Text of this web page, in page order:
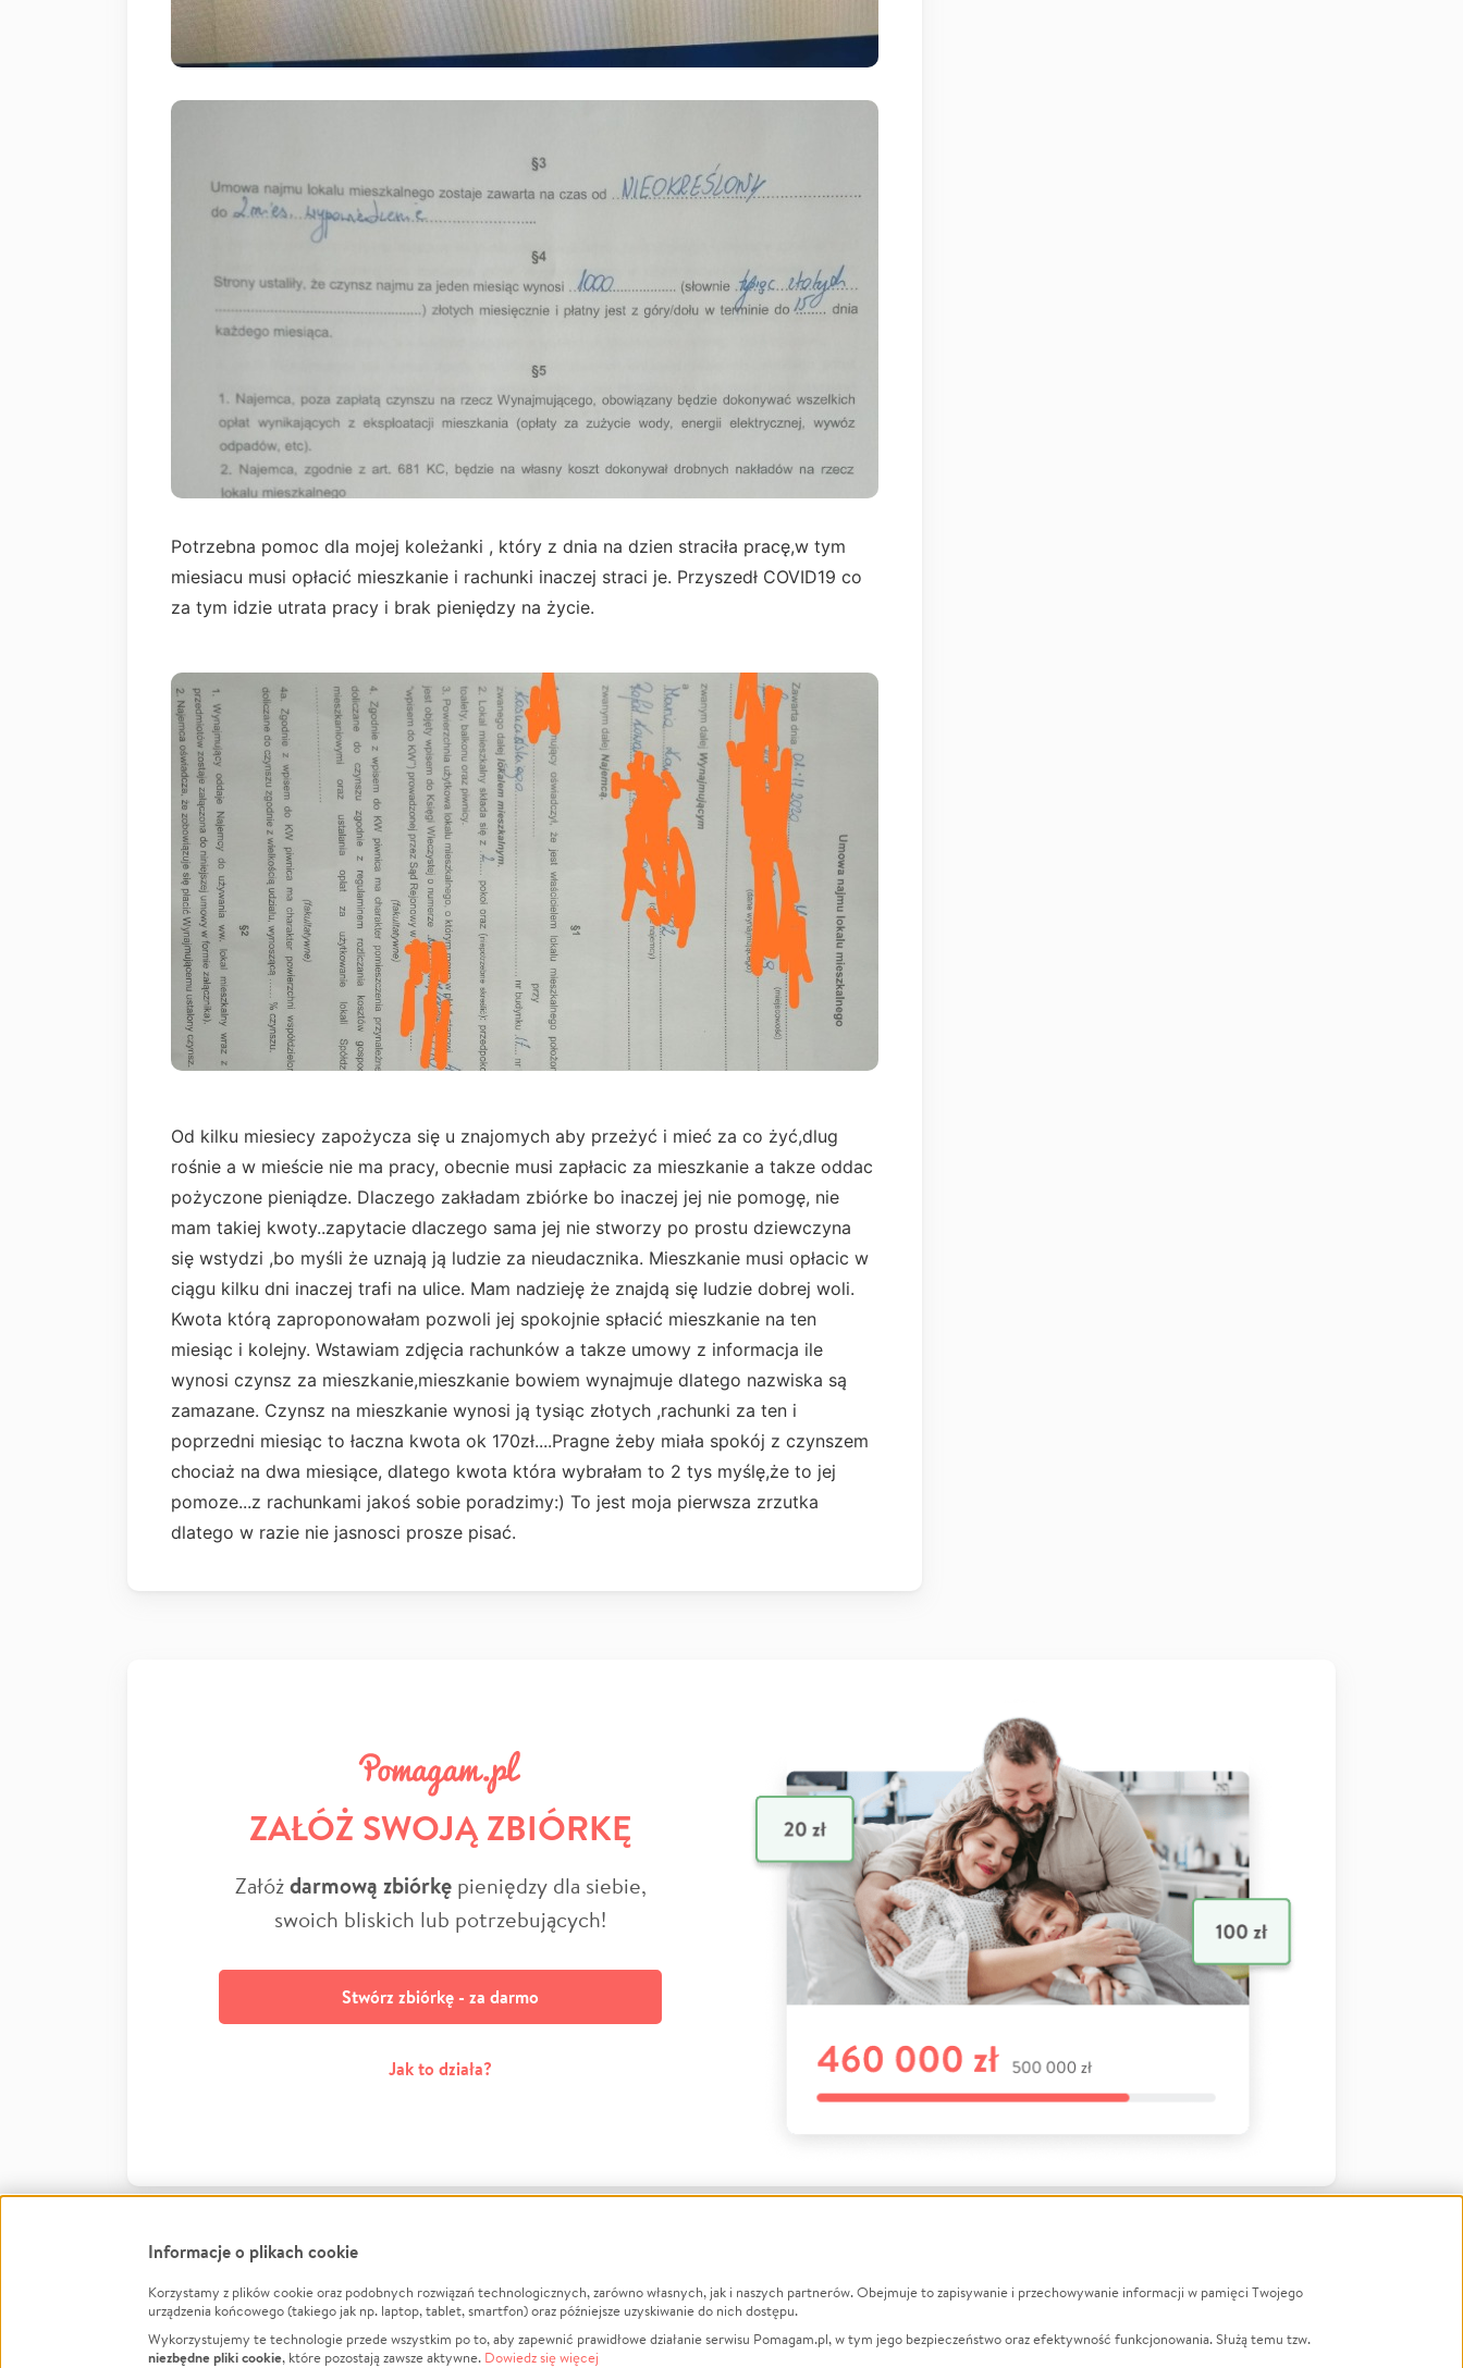
Potrzebna pomoc dla mojej koleżanki , który z dnia na dzien straciła pracę,w tym
miesiacu musi opłacić mieszkanie i rachunki inaczej straci je. Przyszedł COVID19 co
za tym idzie utrata pracy i brak pieniędzy na życie.
Od kilku miesiecy zapożycza się u znajomych aby przeżyć i mieć za co żyć,dlug
rośnie a w mieście nie ma pracy, obecnie musi zapłacic za mieszkanie a takze oddac
pożyczone pieniądze. Dlaczego zakładam zbiórke bo inaczej jej nie pomogę, nie
mam takiej kwoty..zapytacie dlaczego sama jej nie stworzy po prostu dziewczyna
się wstydzi ,bo myśli że uznają ją ludzie za nieudacznika. Mieszkanie musi opłacic w
ciągu kilku dni inaczej trafi na ulice. Mam nadzieję że znajdą się ludzie dobrej woli.
Kwota którą zaproponowałam pozwoli jej spokojnie spłacić mieszkanie na ten
miesiąc i kolejny. Wstawiam zdjęcia rachunków a takze umowy z informacja ile
wynosi czynsz za mieszkanie,mieszkanie bowiem wynajmuje dlatego nazwiska są
zamazane. Czynsz na mieszkanie wynosi ją tysiąc złotych ,rachunki za ten i
poprzedni miesiąc to łaczna kwota ok 170zł....Pragne żeby miała spokój z czynszem
chociaż na dwa miesiące, dlatego kwota która wybrałam to 2 tys myślę,że to jej
pomoze...z rachunkami jakoś sobie poradzimy:) To jest moja pierwsza zrzutka
dlatego w razie nie jasnosci prosze pisać.
ZAŁÓŻ SWOJĄ ZBIÓRKĘ
Załóżdarmową zbiórkępieniędzy dla siebie,
swoich bliskich lub potrzebujących!
Stwórz zbiórkę - za darmo
Jak to działa?
FacebookTwitter Instagram
Informacje
Jak to działa?
O nas
Opinie
Zbieraj na
Leczenie LGBTQ+
Informacje o plikach cookie
Korzystamy z plików cookie oraz podobnych rozwiązań technologicznych, zarówno własnych, jak i naszych partnerów. Obejmuje to zapisywanie i przechowywanie informacji w pamięci Twojego
urządzenia końcowego (takiego jak np. laptop, tablet, smartfon) oraz późniejsze uzyskiwanie do nich dostępu.
Wykorzystujemy te technologie przede wszystkim po to, aby zapewnić prawidłowe działanie serwisu Pomagam.pl, w tym jego bezpieczeństwo oraz efektywność funkcjonowania. Służą temu tzw.
niezbędne pliki cookie, które pozostają zawsze aktywne. Dowiedz się więcej